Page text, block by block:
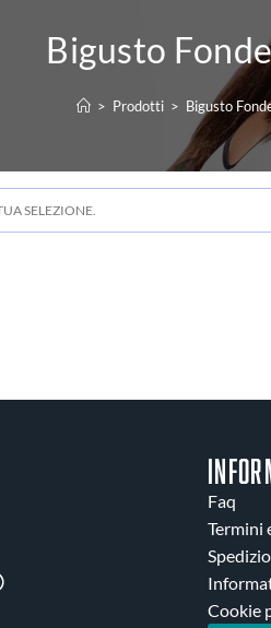
Bigusto
> Prodotti > Bigusto
SELEZIONE.
Faq
Termini
Cookie